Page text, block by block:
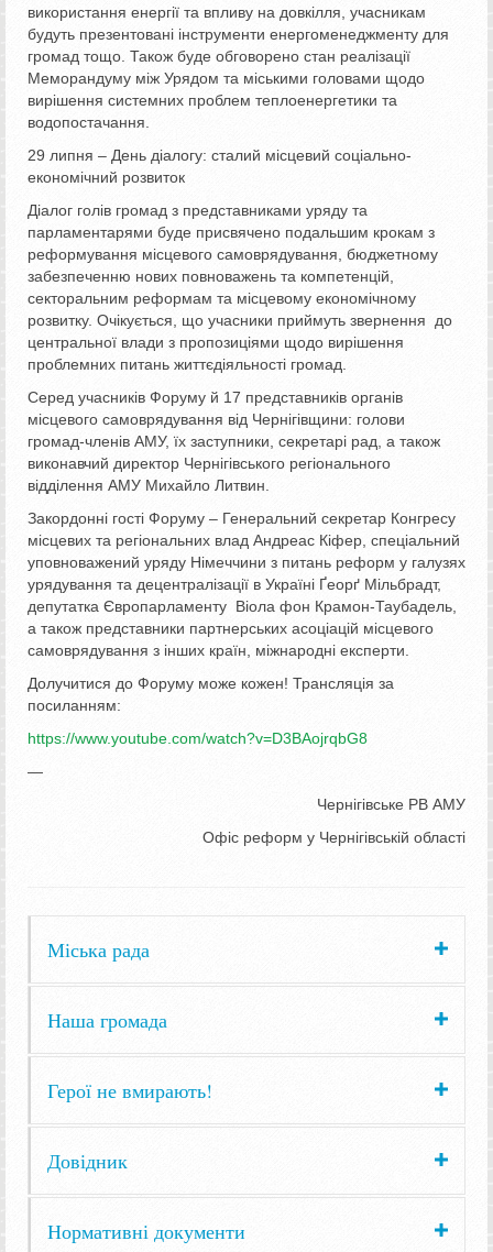
використання енергії та впливу на довкілля, учасникам
будуть презентовані інструменти енергоменеджменту для
громад тощо. Також буде обговорено стан реалізації
Меморандуму між Урядом та міськими головами щодо
вирішення системних проблем теплоенергетики та
водопостачання.
29 липня – День діалогу: сталий місцевий соціально-
економічний розвиток
Діалог голів громад з представниками уряду та
парламентарями буде присвячено подальшим крокам з
реформування місцевого самоврядування, бюджетному
забезпеченню нових повноважень та компетенцій,
секторальним реформам та місцевому економічному
розвитку. Очікується, що учасники приймуть звернення до
центральної влади з пропозиціями щодо вирішення
проблемних питань життєдіяльності громад.
Серед учасників Форуму й 17 представників органів
місцевого самоврядування від Чернігівщини: голови
громад-членів АМУ, їх заступники, секретарі рад, а також
виконавчий директор Чернігівського регіонального
відділення АМУ Михайло Литвин.
Закордонні гості Форуму – Генеральний секретар Конгресу
місцевих та регіональних влад Андреас Кіфер, спеціальний
уповноважений уряду Німеччини з питань реформ у галузях
урядування та децентралізації в Україні Ґеорґ Мільбрадт,
депутатка Європарламенту Віола фон Крамон-Таубадель,
а також представники партнерських асоціацій місцевого
самоврядування з інших країн, міжнародні експерти.
Долучитися до Форуму може кожен! Трансляція за
посиланням:
https://www.youtube.com/watch?v=D3BAojrqbG8
—
Чернігівське РВ АМУ
Офіс реформ у Чернігівській області
Міська рада
Наша громада
Герої не вмирають!
Довідник
Нормативні документи